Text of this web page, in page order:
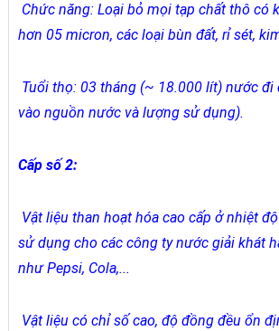
Chức năng: Loại bỏ mọi tạp chất thô có
hơn 05 micron, các loại bùn đất, rỉ sét,
Tuổi thọ: 03 tháng (~ 18.000 lít) nước đi
vào nguồn nước và lượng sử dụng).
Cấp số 2:
Vật liệu than hoạt hóa cao cấp ở nhiệt
sử dụng cho các công ty nước giải khát
như Pepsi, Cola,...
Vật liệu có chỉ số cao, độ đồng đều ổn